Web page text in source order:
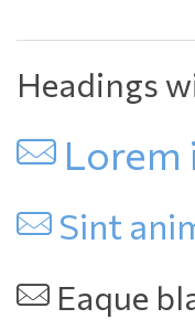
Headings
Lorem
Sint
Eaque